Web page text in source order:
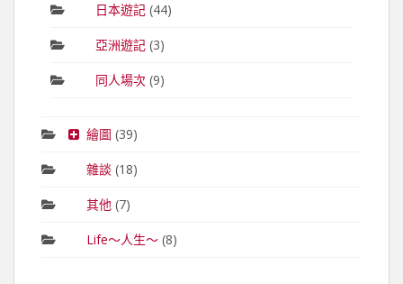
日本遊記(44)
亞洲遊記(3)
同人場次 (9)
繪圖 (39)
雜談 (18)
其他(7)
Life～人生～(8)